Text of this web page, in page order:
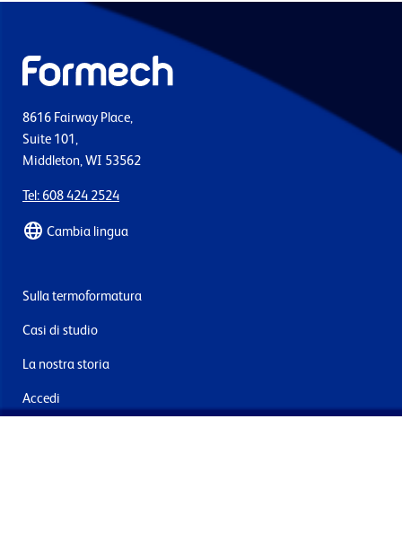
8616 Fairway Place,
Suite 101,
Middleton, WI 53562
Tel: 608 424 2524
Cambia lingua
Sulla termoformatura
Casi di studio
La nostra storia
Accedi